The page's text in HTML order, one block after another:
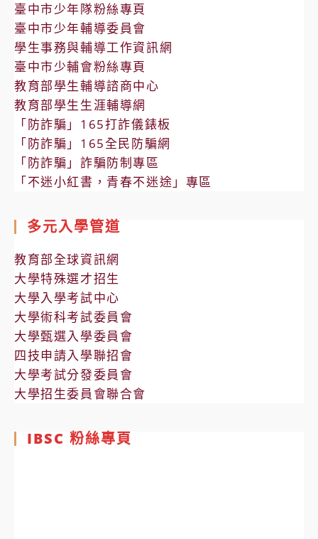
臺中市少年隊粉絲專頁
臺中市少年輔導委員會
學生事務與輔導工作資訊網
臺中市少輔會粉絲專頁
教育部學生輔導諮商中心
教育部學生生涯輔導網
「防詐騙」165打詐儀錶板
「防詐騙」165全民防騙網
「防詐騙」詐騙防制專區
「不迷小紅書，青春不迷途」專區
多元入學管道
教育部全球資訊網
大學特殊選才招生
大學入學考試中心
大學術科考試委員會
大學甄選入學委員會
四技申請入學聯招會
大學考試分發委員會
大學招生委員會聯合會
IBSC 粉絲專頁